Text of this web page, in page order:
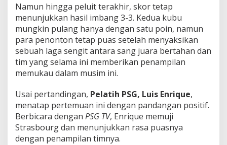
Namun hingga peluit terakhir, skor tetap
menunjukkan hasil imbang 3-3. Kedua kubu
mungkin pulang hanya dengan satu poin, namun
para penonton tetap puas setelah menyaksikan
sebuah laga sengit antara sang juara bertahan dan
tim yang selama ini memberikan penampilan
memukau dalam musim ini.
Usai pertandingan, Pelatih PSG, Luis Enrique,
menatap pertemuan ini dengan pandangan positif.
Berbicara dengan PSG TV, Enrique memuji
Strasbourg dan menunjukkan rasa puasnya
dengan penampilan timnya.